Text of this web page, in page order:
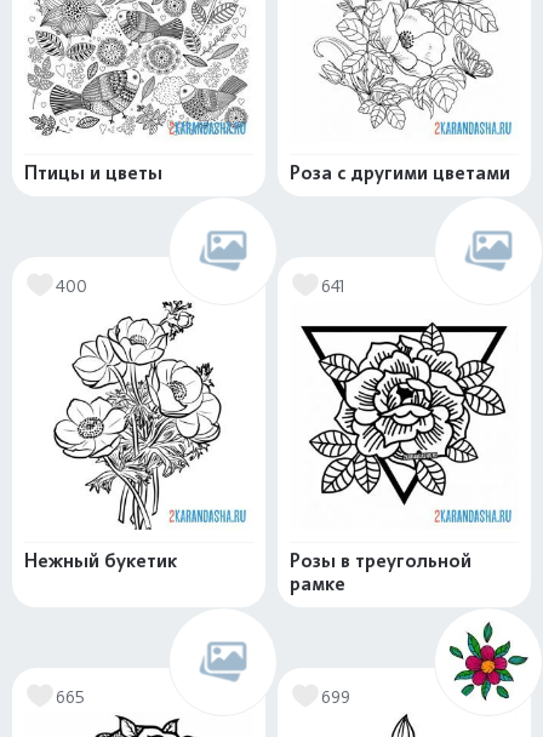
Птицы и цветы Роза с другими цветами
400
Нежный букетик
641
Розы в треугольной
рамке
665 699